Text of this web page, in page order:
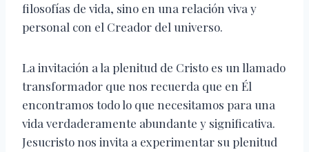
filosofías de vida, sino en una relación viva y
personal con el Creador del universo.
La invitación a la plenitud de Cristo es un llamado
transformador que nos recuerda que en Él
encontramos todo lo que necesitamos para una
vida verdaderamente abundante y significativa.
Jesucristo nos invita a experimentar su plenitud